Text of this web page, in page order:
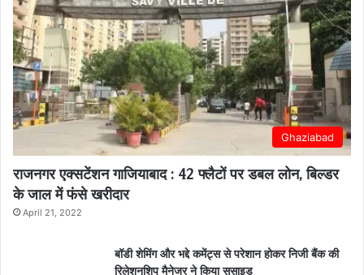
Ghaziabad
राजनगर एक्सटेंशन गाजियाबाद : 42 फ्लैटों पर डबल लोन, बिल्डर
के जाल में फंसे खरीदार
April 21, 2022
बॉडी शेमिंग और भद्दे कमेंट्स से परेशान होकर निजी बैंक की
रिलेशनशिप मैनेजर ने किया सुसाइड